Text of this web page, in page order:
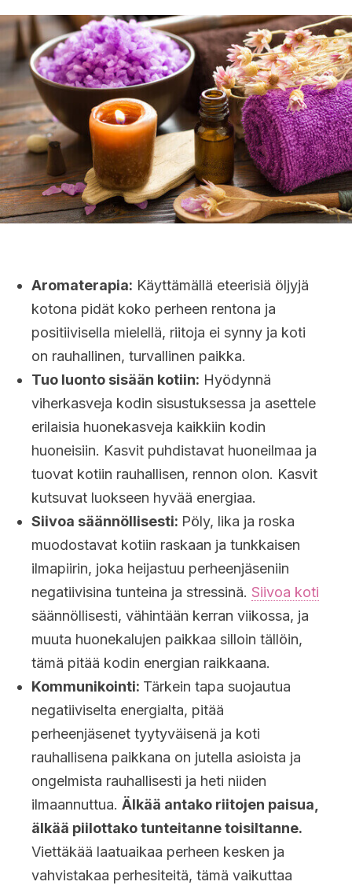
Aromaterapia: Käyttämällä eteerisiä öljyjä
kotona pidät koko perheen rentona ja
positiivisella mielellä, riitoja ei synny ja koti
on rauhallinen, turvallinen paikka.
Tuo luonto sisään kotiin: Hyödynnä
viherkasveja kodin sisustuksessa ja asettele
erilaisia huonekasveja kaikkiin kodin
huoneisiin. Kasvit puhdistavat huoneilmaa ja
tuovat kotiin rauhallisen, rennon olon. Kasvit
kutsuvat luokseen hyvää energiaa.
Siivoa säännöllisesti: Pöly, lika ja roska
muodostavat kotiin raskaan ja tunkkaisen
ilmapiirin, joka heijastuu perheenjäseniin
negatiivisina tunteina ja stressinä. Siivoa koti
säännöllisesti, vähintään kerran viikossa, ja
muuta huonekalujen paikkaa silloin tällöin,
tämä pitää kodin energian raikkaana.
Kommunikointi: Tärkein tapa suojautua
negatiiviselta energialta, pitää
perheenjäsenet tyytyväisenä ja koti
rauhallisena paikkana on jutella asioista ja
ongelmista rauhallisesti ja heti niiden
ilmaannuttua. Älkää antako riitojen paisua,
älkää piilottako tunteitanne toisiltanne.
Viettäkää laatuaikaa perheen kesken ja
vahvistakaa perhesiteitä, tämä vaikuttaa